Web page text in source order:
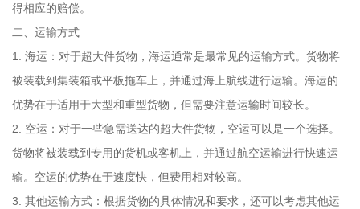
得相应的赔偿。
二、运输方式
1. 海运：对于超大件货物，海运通常是最常见的运输方式。货物将
被装载到集装箱或平板拖车上，并通过海上航线进行运输。海运的
优势在于适用于大型和重型货物，但需要注意运输时间较长。
2. 空运：对于一些急需送达的超大件货物，空运可以是一个选择。
货物将被装载到专用的货机或客机上，并通过航空运输进行快速运
输。空运的优势在于速度快，但费用相对较高。
3. 其他运输方式：根据货物的具体情况和要求，还可以考虑其他运